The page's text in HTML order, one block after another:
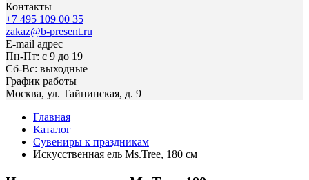
Контакты
+7 495 109 00 35
zakaz@b-present.ru
E-mail адрес
Пн-Пт: с 9 до 19
Сб-Вс: выходные
График работы
Москва, ул. Тайнинская, д. 9
Главная
Каталог
Сувениры к праздникам
Искусственная ель Ms.Tree, 180 см